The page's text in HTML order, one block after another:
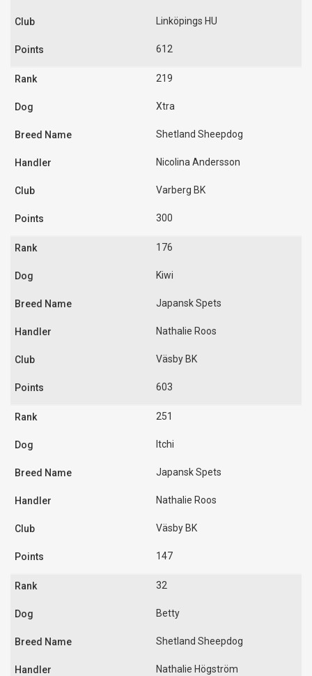
Linköpings HU
612
219
Xtra
Shetland Sheepdog
Nicolina Andersson
Varberg BK
300
176
Kiwi
Japansk Spets
Nathalie Roos
Väsby BK
603
251
Itchi
Japansk Spets
Nathalie Roos
Väsby BK
147
32
Betty
Shetland Sheepdog
Nathalie Högström